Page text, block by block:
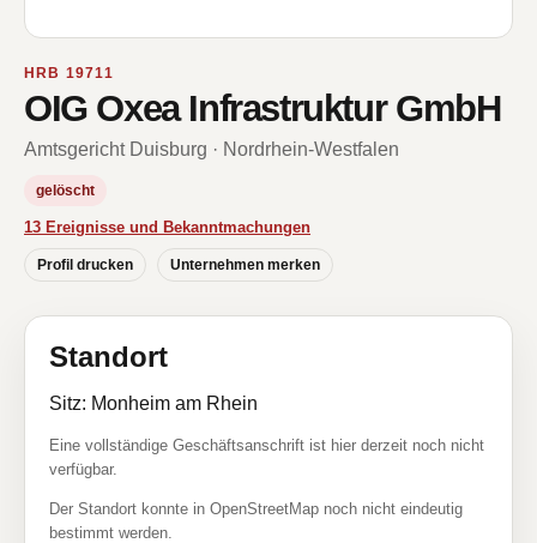
HRB 19711
OIG Oxea Infrastruktur GmbH
Amtsgericht Duisburg · Nordrhein-Westfalen
gelöscht
13 Ereignisse und Bekanntmachungen
Profil drucken Unternehmen merken
Standort
Sitz: Monheim am Rhein
Eine vollständige Geschäftsanschrift ist hier derzeit noch nicht
verfügbar.
Der Standort konnte in OpenStreetMap noch nicht eindeutig
bestimmt werden.